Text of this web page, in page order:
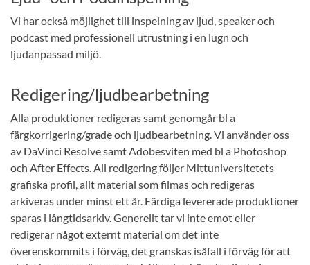
Vi har också möjlighet till inspelning av ljud, speaker och
podcast med professionell utrustning i en lugn och
ljudanpassad miljö.
Redigering/ljudbearbetning
Alla produktioner redigeras samt genomgår bl a
färgkorrigering/grade och ljudbearbetning. Vi använder oss
av DaVinci Resolve samt Adobesviten med bl a Photoshop
och After Effects. All redigering följer Mittuniversitetets
grafiska profil, allt material som filmas och redigeras
arkiveras under minst ett år. Färdiga levererade produktioner
sparas i långtidsarkiv. Generellt tar vi inte emot eller
redigerar något externt material om det inte
överenskommits i förväg, det granskas isåfall i förväg för att